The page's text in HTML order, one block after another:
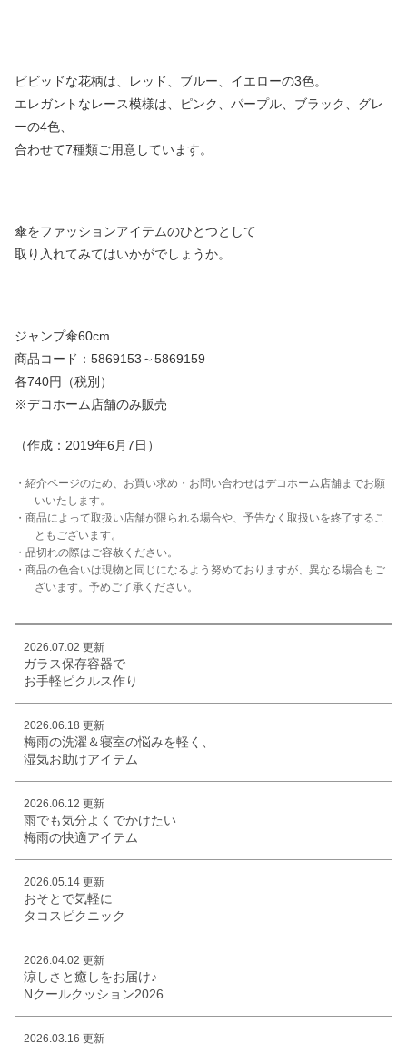
ビビッドな花柄は、レッド、ブルー、イエローの3色。
エレガントなレース模様は、ピンク、パープル、ブラック、グレ
ーの4色、
合わせて7種類ご用意しています。
傘をファッションアイテムのひとつとして
取り入れてみてはいかがでしょうか。
ジャンプ傘60cm
商品コード：5869153～5869159
各740円（税別）
※デコホーム店舗のみ販売
（作成：2019年6月7日）
・紹介ページのため、お買い求め・お問い合わせはデコホーム店舗までお願
いいたします。
・商品によって取扱い店舗が限られる場合や、予告なく取扱いを終了するこ
ともございます。
・品切れの際はご容赦ください。
・商品の色合いは現物と同じになるよう努めておりますが、異なる場合もご
ざいます。予めご了承ください。
2026.07.02 更新
ガラス保存容器で
お手軽ピクルス作り
2026.06.18 更新
梅雨の洗濯＆寝室の悩みを軽く、
湿気お助けアイテム
2026.06.12 更新
雨でも気分よくでかけたい
梅雨の快適アイテム
2026.05.14 更新
おそとで気軽に
タコスピクニック
2026.04.02 更新
涼しさと癒しをお届け♪
Nクールクッション2026
2026.03.16 更新